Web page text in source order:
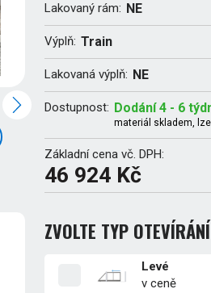
Lakovaný rám: NE
Výplň: Train
Lakovaná výplň: NE
Dostupnost: Dodání 4 - 6
materiál skladem,
Základní cena vč. DPH:
46 924 Kč
ZVOLTE TYP
Levé
v ceně